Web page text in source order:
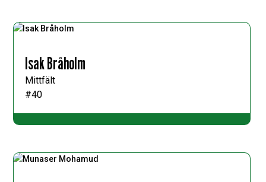
Isak Bråholm
Mittfält
#40